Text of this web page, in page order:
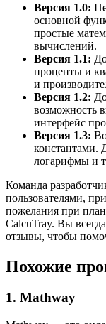
Версия 1.0:
основной
простые
вычислений.
Версия 1.1:
проценты и
и
Версия 1.2:
возможность
интерфейс
Версия 1.3:
константами.
логарифмы и
Команда
пользователями,
пожелания при
CalcuTray. Вы
отзывы, чтобы
Похожие
1. Mathway